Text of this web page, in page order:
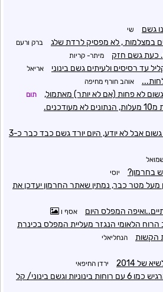
גשם שי
במצלמות , לא מפסיק לרדת שלג ברק ורעם
כעת גשם חזק מיתר- קריות
עד רסיסים ולעיתים גשם בינוני אריאל
אוהב חורף מחיפה
לא פחות (אם לא יותר) מאתמול, תום
אתמול היה מאד גשום אבל לא יודע, היום יורד גשם כבד כבר כ-3
בחרמון? יוסי
מעל מטר כבר, נמתין שאתר החרמון יעדכן את
המפלס היום אסף ו
הרוח הלאומי הנגזר מעליית המפלס בכינרת
הקשות
הנחליאלי
של 2014 ירדן החיפאי